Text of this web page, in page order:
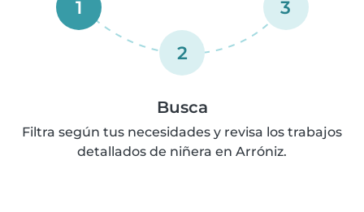
1
2
3
Busca
Filtra según tus necesidades y revisa los trabajos
detallados de niñera en Arróniz.